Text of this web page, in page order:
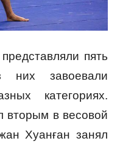
пять
них завоевали
категориях.
вторым в весовой
Хуанған занял